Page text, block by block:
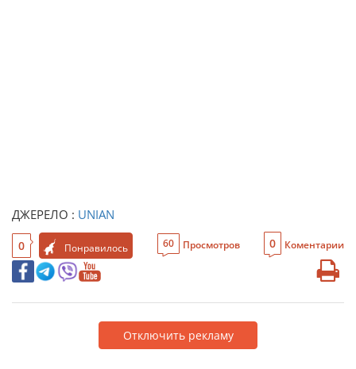
ДЖЕРЕЛО : UNIAN
0 Понравилось 60 Просмотров 0 Коментарии
Отключить рекламу